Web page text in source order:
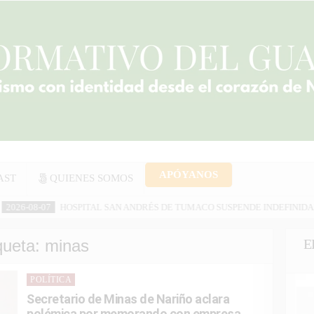
QUIENES SOMOS APÓYANOS
SAN ANDRÉS DE TUMACO SUSPENDE INDEFINIDAMENTE SERVICIOS A
minas
Posted
in
POLÍTICA
Secretario de Minas de Nariño aclara
en Facebook!
Síguenos en Facebook para no perderte ninguna noticia de